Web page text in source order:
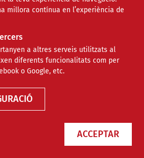
millora contínua en l’experiència de
a altres serveis utilitzats al
diferents funcionalitats com per
o Google, etc.
ACCEPTAR
“El model
voluntariat veïnal
cal professionalitzar i